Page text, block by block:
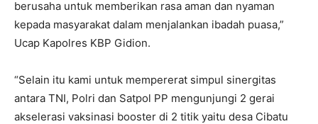
berusaha untuk memberikan rasa aman dan nyaman
kepada masyarakat dalam menjalankan ibadah puasa,”
Ucap Kapolres KBP Gidion.
“Selain itu kami untuk mempererat simpul sinergitas
antara TNI, Polri dan Satpol PP mengunjungi 2 gerai
akselerasi vaksinasi booster di 2 titik yaitu desa Cibatu